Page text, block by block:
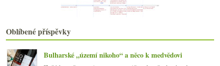
Oblíbené příspěvky
Bulharské „území nikoho“ a něco k medvědovi